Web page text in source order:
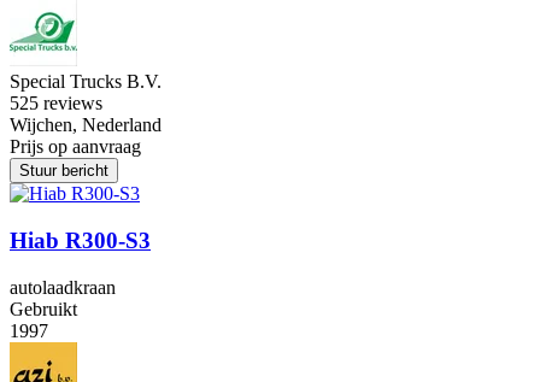
Special Trucks B.V.
525 reviews
Wijchen, Nederland
Prijs op aanvraag
Stuur bericht
Hiab R300-S3
autolaadkraan
Gebruikt
1997